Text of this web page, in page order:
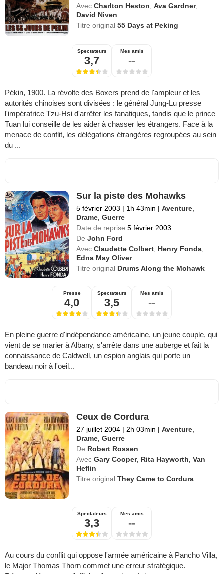
Avec Charlton Heston ,Ava Gardner,
David Niven
Titre original55 Days at Peking
Spectateurs
3,7
Mes amis
--
Pékin, 1900. La révolte des Boxers prend de l'ampleur et les
autorités chinoises sont divisées : le général Jung-Lu presse
l'impératrice Tzu-Hsi d'arrêter les fanatiques, tandis que le prince
Tuan lui conseille de les aider à chasser les étrangers. Face à la
menace de conflit, les délégations étrangères regroupées au sein
du ...
Sur la piste des Mohawks
5 février 2003 | 1h 43min | Aventure
Drame ,Guerre
Date de reprise 5 février 2003
De John Ford
Avec Claudette Colbert Henry Fonda
Edna May Oliver
Titre original Drums Along the Mohawk
Presse
4,0
Spectateurs
3,5
Mes amis
--
En pleine guerre d'indépendance américaine, un jeune couple, qui
vient de se marier à Albany, s'arrête dans une auberge et fait la
connaissance de Caldwell, un espion anglais qui porte un
bandeau noir à l'oeil...
Ceux de Cordura
27 juillet 2004 | 2h 03min | Aventure
Drame ,Guerre
De Robert Rossen
Avec Gary Cooper, Rita Hayworth ,Van
Heflin
Titre originalThey Came to Cordura
Spectateurs
3,3
Mes amis
--
Au cours du conflit qui oppose l'armée américaine à Pancho Villa,
le Major Thomas Thorn commet une erreur stratégique.